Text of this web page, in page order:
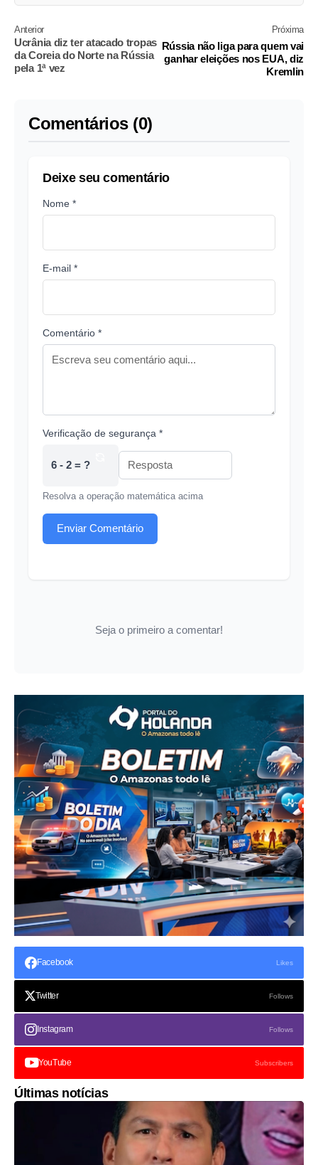
Anterior
Ucrânia diz ter atacado tropas
da Coreia do Norte na Rússia
pela 1ª vez
Próxima
Rússia não liga para quem vai
ganhar eleições nos EUA, diz
Kremlin
Comentários (0)
Deixe seu comentário
Nome *
E-mail *
Comentário *
Verificação de segurança *
6 - 2 = ?
Resolva a operação matemática acima
Enviar Comentário
Seja o primeiro a comentar!
Facebook Likes
Twitter Follows
Instagram Follows
YouTube Subscribers
Últimas notícias